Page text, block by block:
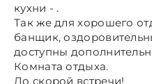
кухни - .
Так же для хорошего
банщик,
доступны
Комната отдыха.
До скорой встречи!